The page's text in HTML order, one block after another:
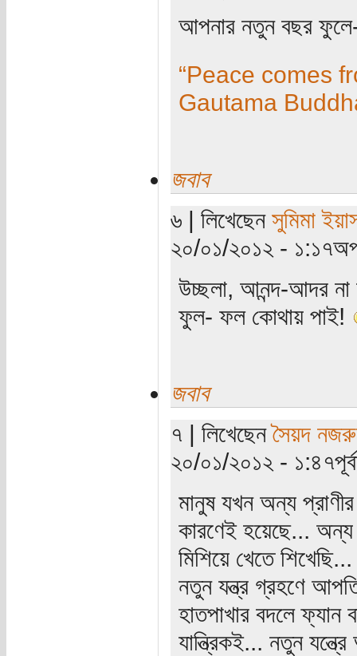
আপনার নতুন বছর
“Peace comes
Gautama
জবাব
৬ | লিখেছেন সুমিমা
২০/০১/২০১২ -
উচ্ছলা, আনন্দ-আদর না
ফুল- ফল কোথায় পাই!
জবাব
৭ | লিখেছেনসৈয়দ
২০/০১/২০১২ -
মানুষ যখন অন্য প্রাণীর
কারণেই হয়েছে... অন্য
মিশিয়ে খেতে
নতুন যন্ত্র গ্রহণে
হাতপাখার বদলে ফ্যান
যান্ত্রিকই... নতুন